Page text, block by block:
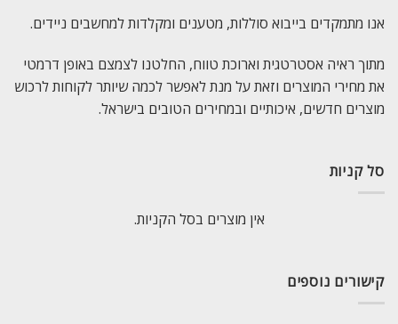
אנו מתמקדים בייבוא סוללות, מטענים ומקלדות למחשבים ניידים.
מתוך ראיה אסטרטגית וארוכת טווח, החלטנו לצמצם באופן דרמטי
את מחירי המוצרים וזאת על מנת לאפשר לכמה שיותר לקוחות לרכוש
מוצרים חדשים, איכותיים ובמחירים הטובים בישראל.
סל קניות
אין מוצרים בסל הקניות.
קישורים נוספים